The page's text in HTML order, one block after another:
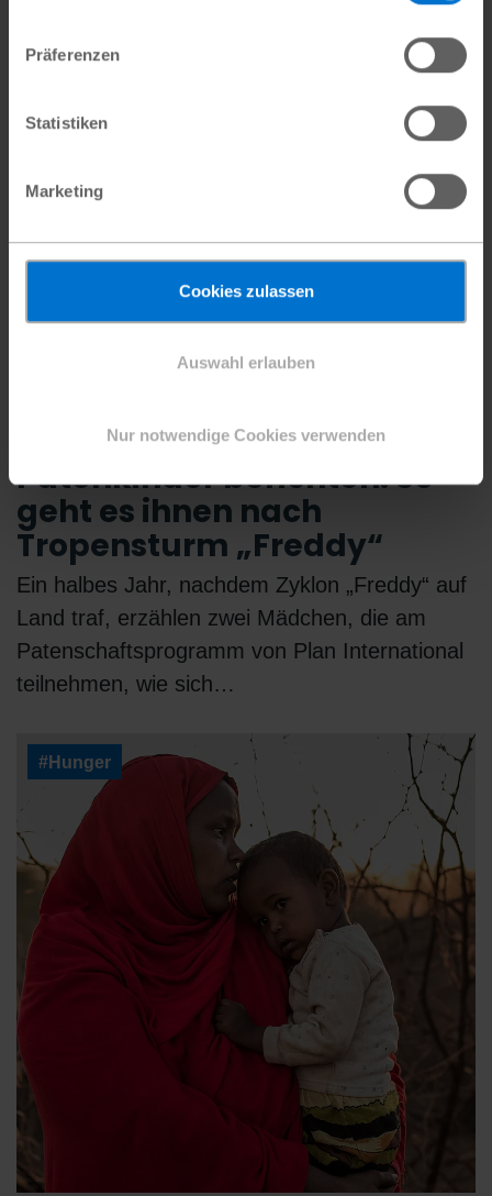
Präferenzen
Statistiken
Marketing
Cookies zulassen
Auswahl erlauben
Nur notwendige Cookies verwenden
weltweit überlagern sich die Krisen. Wie
organisiert wird,…
Patenkinder berichten: So
geht es ihnen nach
Tropensturm „Freddy“
Ein halbes Jahr, nachdem Zyklon „Freddy“ auf
Land traf, erzählen zwei Mädchen, die am
Patenschaftsprogramm von Plan International
teilnehmen, wie sich…
#Hunger